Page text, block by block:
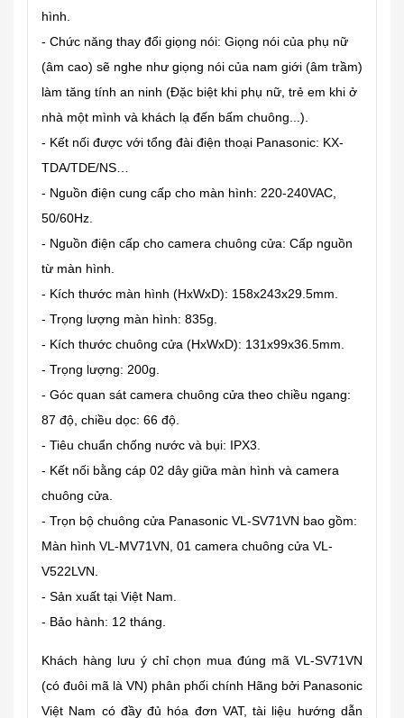
hình.
- Chức năng thay đổi giọng nói: Giọng nói của phụ nữ
(âm cao) sẽ nghe như giọng nói của nam giới (âm trầm)
làm tăng tính an ninh (Đặc biệt khi phụ nữ, trẻ em khi ở
nhà một mình và khách lạ đến bấm chuông...).
- Kết nối được với tổng đài điện thoại Panasonic: KX-
TDA/TDE/NS…
- Nguồn điện cung cấp cho màn hình: 220-240VAC,
50/60Hz.
- Nguồn điện cấp cho camera chuông cửa: Cấp nguồn
từ màn hình.
- Kích thước màn hình (HxWxD): 158x243x29.5mm.
- Trọng lượng màn hình: 835g.
- Kích thước chuông cửa (HxWxD): 131x99x36.5mm.
- Trọng lượng: 200g.
- Góc quan sát camera chuông cửa theo chiều ngang:
87 độ, chiều dọc: 66 độ.
- Tiêu chuẩn chống nước và bụi: IPX3.
- Kết nối bằng cáp 02 dây giữa màn hình và camera
chuông cửa.
- Trọn bộ chuông cửa Panasonic VL-SV71VN bao gồm:
Màn hình VL-MV71VN, 01 camera chuông cửa VL-
V522LVN.
- Sản xuất tại Việt Nam.
- Bảo hành: 12 tháng.
Khách hàng lưu ý chỉ chọn mua đúng mã VL-SV71VN
(có đuôi mã là VN) phân phối chính Hãng bởi Panasonic
Việt Nam có đầy đủ hóa đơn VAT, tài liệu hướng dẫn